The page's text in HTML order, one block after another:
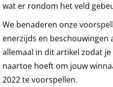
wat er rondom het veld
We benaderen onze
enerzijds en beschouwingen
allemaal in dit artikel zodat
naartoe hoeft om jouw
2022 te voorspellen.